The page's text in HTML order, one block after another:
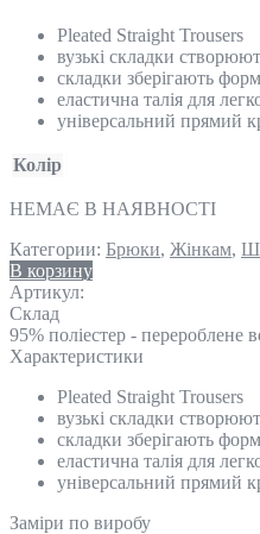
Pleated Straight Trousers
вузькі складки
складки зберігають
еластична талія для
універсальний прямий
Колір
НЕМАЄ В НАЯВНОСТІ
Категории: Брюки, Жінкам,
В корзину
Артикул:
Склад
95% поліестер - перероблене
Характеристики
Pleated Straight Trousers
вузькі складки
складки зберігають
еластична талія для
універсальний прямий
Замiри по виробу